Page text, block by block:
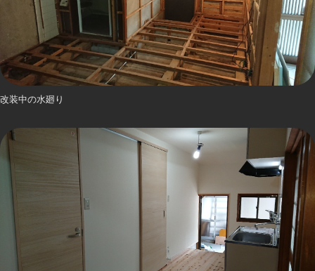
改装中の水廻り